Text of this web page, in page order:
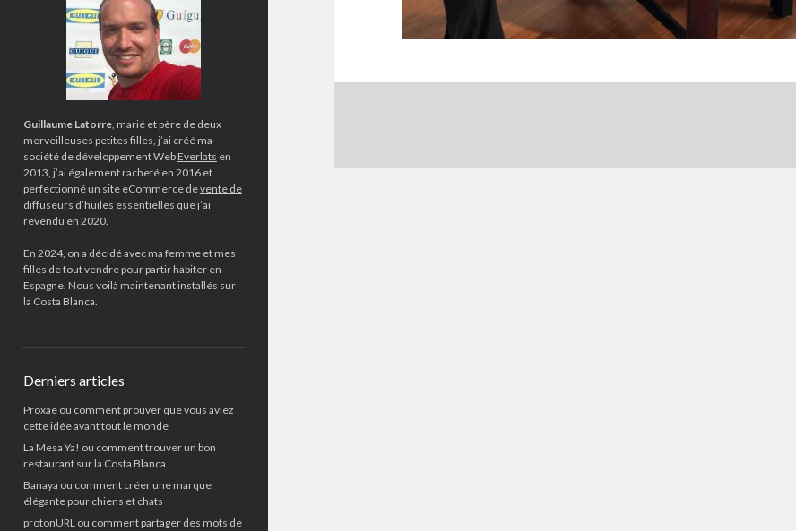
Guillaume Latorre, marié et père de deux
merveilleuses petites filles, j’ai créé ma
société de développement Web Everlats en
2013, j’ai également racheté en 2016 et
perfectionné un site eCommerce devente de
diffuseurs d’huiles essentielles que j’ai
revendu en 2020.
En 2024, on a décidé avec ma femme et mes
filles de tout vendre pour partir habiter en
Espagne. Nous voilà maintenant installés sur
la Costa Blanca.
Derniers articles
Proxae ou comment prouver que vous aviez
cette idée avant tout le monde
La Mesa Ya! ou comment trouver un bon
restaurant sur la Costa Blanca
Banaya ou comment créer une marque
élégante pour chiens et chats
protonURL ou comment partager des mots de